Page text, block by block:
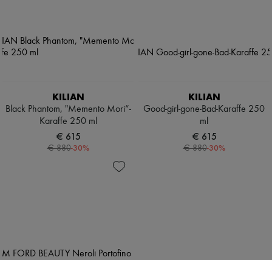
KILIAN
Black Phantom, "Memento Mori“-
Karaffe 250 ml
€ 615
€ 880-30%
KILIAN
Good-girl-gone-Bad-Karaffe 250
ml
€ 615
€ 880-30%